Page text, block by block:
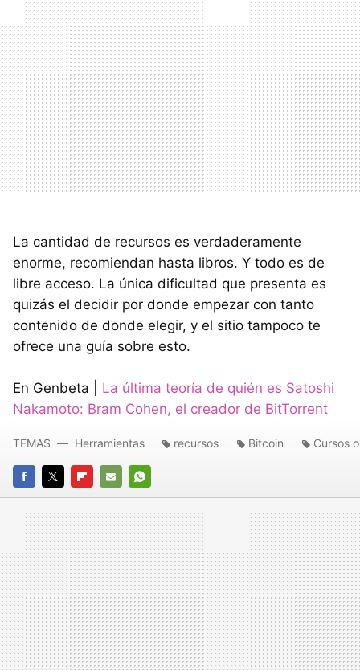
La cantidad de recursos es verdaderamente
enorme, recomiendan hasta libros. Y todo es de
libre acceso. La única dificultad que presenta es
quizás el decidir por donde empezar con tanto
contenido de donde elegir, y el sitio tampoco te
ofrece una guía sobre esto.
En Genbeta | La última teoría de quién es Satoshi
Nakamoto: Bram Cohen, el creador de BitTorrent
FACEBOOK
TWITTERFLIPBOARD
E-
MAIL
WHATSAPP
TEMAS Herramientas recursos Bitcoin Cursos